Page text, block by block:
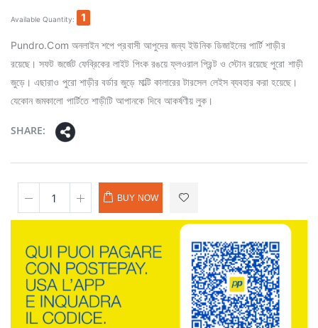
Available Quantity: 1
Pundro.Com অনলাইন শপে প্রবাসী আপুদের জন্য ইউনিক ডিজাইনের পার্টি শাড়ীর
রয়েছে। সফট জর্জেট ফেব্রিকের লাইট পিংক রঙয়ে ফ্লওরাল প্রিন্ট ও স্টোন রয়েছে পুরো শাড়ী
জুড়ে। এছারাও পুরো শাড়ীর বর্ডার জুড়ে মাল্টি কালারের টারসেল লেইস ব্যবহার করা হয়েছে।
যেকোন জমকালো পার্টিতে শাড়ীটি আপানকে দিবে আকর্ষণীয় লুক।
SHARE:
BUY NOW